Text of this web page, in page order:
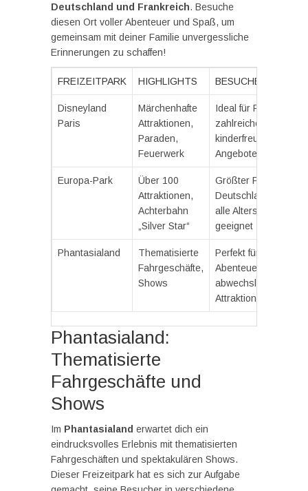
Deutschland und Frankreich. Besuche
diesen Ort voller Abenteuer und Spaß, um
gemeinsam mit deiner Familie unvergessliche
Erinnerungen zu schaffen!
FREIZEITPARK HIGHLIGHTS BESUCHERINFO
Disneyland
Paris
Märchenhafte
Attraktionen,
Paraden,
Feuerwerk
Ideal für Familien,
zahlreiche
kinderfreundliche
Angebote
Europa-Park
Über 100
Attraktionen,
Achterbahn
„Silver Star“
Größter Freizeitpark
Deutschlands, für
alle Altersgruppen
geeignet
Phantasialand
Thematisierte
Fahrgeschäfte,
Shows
Perfekt für
Abenteuerlustige,
abwechslungsreiche
Attraktionen
Phantasialand:
Thematisierte
Fahrgeschäfte und
Shows
Im Phantasialand erwartet dich ein
eindrucksvolles Erlebnis mit thematisierten
Fahrgeschäften und spektakulären Shows.
Dieser Freizeitpark hat es sich zur Aufgabe